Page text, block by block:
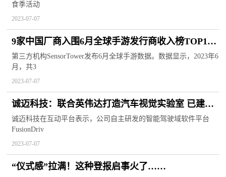
食季活动
2023-07-07
9家中国厂商入围6月全球手游发行商收入榜TOP100
合计收入18.9亿美元
第三方机构SensorTower发布6月全球手游数据。数据显示，2023年6
月，共3
2023-07-07
诚迈科技：联合英伟达打造汽车视觉实验室 已建立
1000+项的汽车视觉标准化场景
诚迈科技在互动平台表示，公司自主研发的智能驾驶域软件平台
FusionDriv
2023-07-07
“仪式感”拉满！这种登报启事火了……